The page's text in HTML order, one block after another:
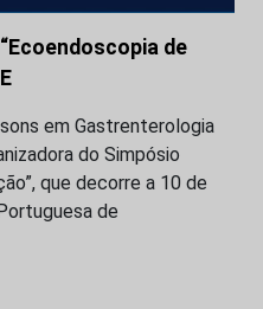
de
em Gastrenterologia
do Simpósio
que decorre a 10 de
de